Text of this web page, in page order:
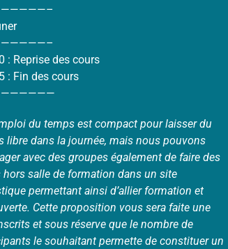
: Reprise des cours
: Fin des cours
du temps est compact pour laisser du
libre dans la journée, mais nous pouvons
avec des groupes également de faire des
hors salle de formation dans un site
permettant ainsi d’allier formation et
Cette proposition vous sera faite une
et sous réserve que le nombre de
le souhaitant permette de constituer un